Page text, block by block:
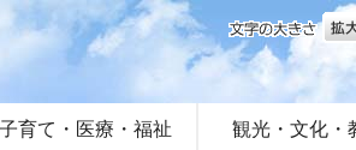
はじめての方へ
Foreign language
イトマップ
文字
子育て・医療・福祉 観光・文化・